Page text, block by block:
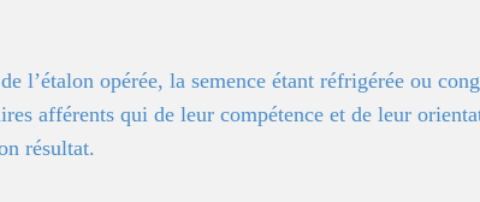
l’étalon opérée, la semence étant réfrigérée ou
afférents qui de leur compétence et de leur
résultat.